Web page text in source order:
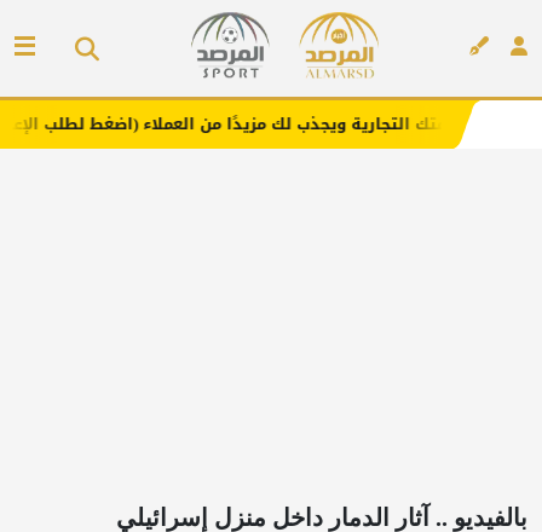
ويجذب لك مزيدًا من العملاء (اضغط لطلب الإعلان)
بالفيديو .. آثار الدمار داخل منزل إسرائيلي